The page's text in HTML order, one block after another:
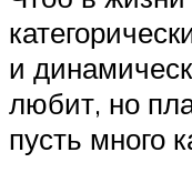
и
любит, но
пусть много